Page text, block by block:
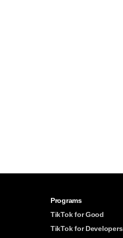
Programs
TikTok for Good
TikTok for Developers